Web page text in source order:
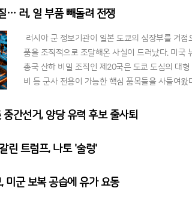
… 러, 일 부품 빼돌려 전쟁
러시아 군 정보기관이 일본 도쿄의 심장부를 거
품을 조직적으로 조달해온 사실이 드러났다. 미국
총국 산하 비밀 조직인 제20국은 도쿄 도심의 대
비 등 군사 전용이 가능한 핵심 품목들을 사들여
간선거, 양당 유력 후보 줄사퇴
린 트럼프, 나토 '술렁'
미군 보복 공습에 유가 요동